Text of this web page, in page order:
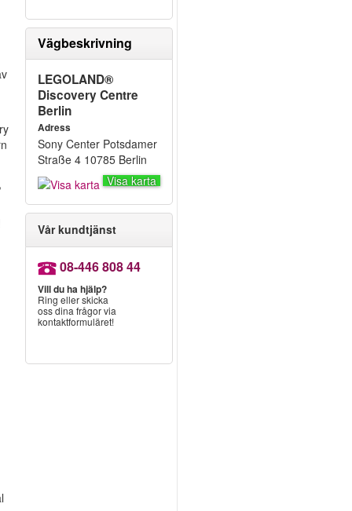
Vägbeskrivning
LEGOLAND®
Discovery Centre
Berlin
Adress
Sony Center Potsdamer
Straße 4 10785 Berlin
Visa karta
Vår kundtjänst
08-446 808 44
Vill du ha hjälp?
Ring eller skicka
oss dina frågor via
kontaktformuläret!